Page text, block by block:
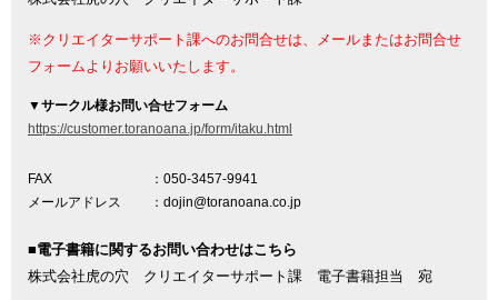
※クリエイターサポート課へのお問合せは、メールまたはお問合せ
フォームよりお願いいたします。
▼サークル様お問い合せフォーム
https://customer.toranoana.jp/form/itaku.html
FAX
：050-3457-9941
メールアドレス
：dojin@toranoana.co.jp
■電子書籍に関するお問い合わせはこちら
株式会社虎の穴 クリエイターサポート課 電子書籍担当 宛